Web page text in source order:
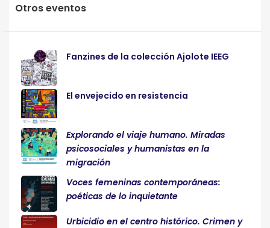
Otros eventos
Fanzines de la colección Ajolote IEEG
El envejecido en resistencia
Explorando el viaje humano. Miradas
psicosociales y humanistas en la
migración
Voces femeninas contemporáneas:
poéticas de lo inquietante
Urbicidio en el centro histórico. Crimen y